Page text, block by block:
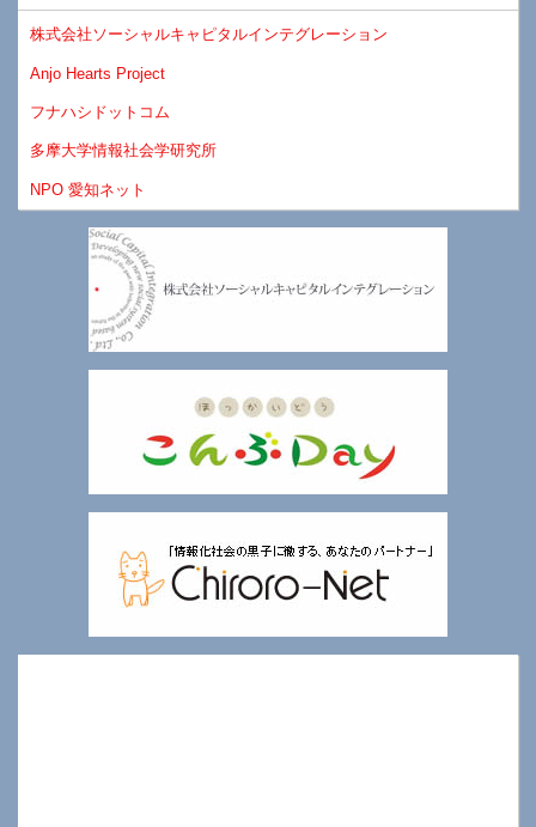
株式会社ソーシャルキャピタルインテグレーション
Anjo Hearts Project
フナハシドットコム
多摩大学情報社会学研究所
NPO 愛知ネット